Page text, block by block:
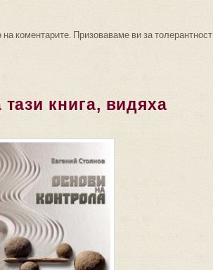
коментарите. Призоваваме ви за толерантност
книга, видяха